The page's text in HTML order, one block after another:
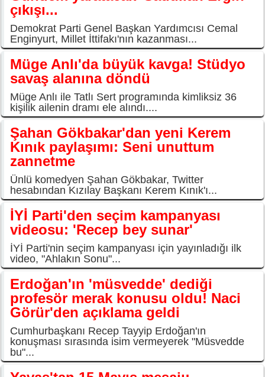
çıkışı...
Demokrat Parti Genel Başkan Yardımcısı Cemal
Enginyurt, Millet İttifakı'nın kazanması...
Müge Anlı'da büyük kavga! Stüdyo
savaş alanına döndü
Müge Anlı ile Tatlı Sert programında kimliksiz 36
kişilik ailenin dramı ele alındı....
Şahan Gökbakar'dan yeni Kerem
Kınık paylaşımı: Seni unuttum
zannetme
Ünlü komedyen Şahan Gökbakar, Twitter
hesabından Kızılay Başkanı Kerem Kınık'ı...
İYİ Parti'den seçim kampanyası
videosu: 'Recep bey sunar'
İYİ Parti'nin seçim kampanyası için yayınladığı ilk
video, "Ahlakın Sonu"...
Erdoğan'ın 'müsvedde' dediği
profesör merak konusu oldu! Naci
Görür'den açıklama geldi
Cumhurbaşkanı Recep Tayyip Erdoğan'ın
konuşması sırasında isim vermeyerek "Müsvedde
bu"...